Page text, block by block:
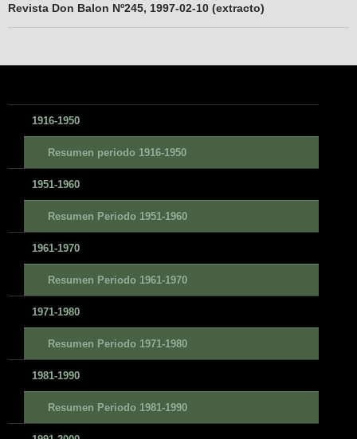
Revista Don Balon Nº245, 1997-02-10 (extracto)
1916-1950
Resumen periodo 1916-1950
1951-1960
Resumen Periodo 1951-1960
1961-1970
Resumen Periodo 1961-1970
1971-1980
Resumen Periodo 1971-1980
1981-1990
Resumen Periodo 1981-1990